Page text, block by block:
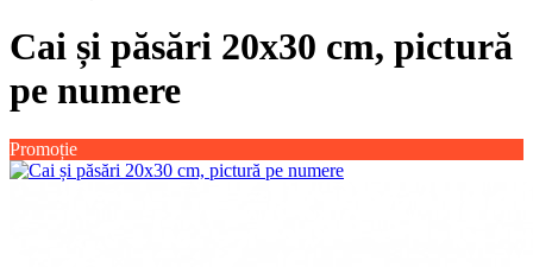
Cai și păsări 20x30 cm, pictură
pe numere
Promoție